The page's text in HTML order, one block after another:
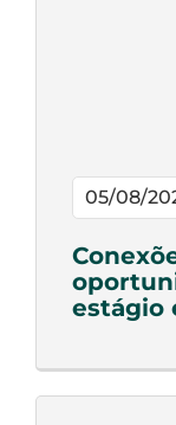
05/08/
estágio